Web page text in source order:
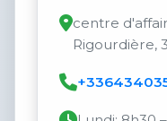
centre
Rigourdière,